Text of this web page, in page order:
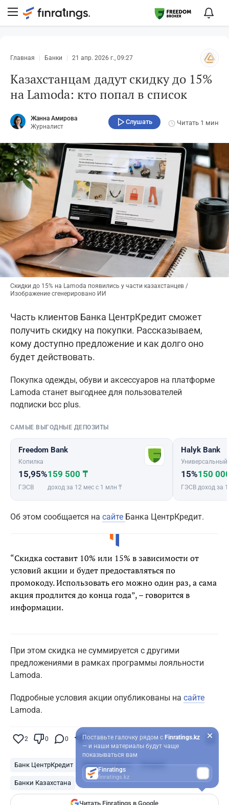
Главная Банки 21 апр. 2026 г., 09:27
Казахстанцам дадут скидку до 15%
на Lamoda: кто попал в список
Жанна Амирова
Журналист
Слушать Читать 1 мин
Скидки до 15% на Lamoda появились у части казахстанцев /
Изображение сгенерировано ИИ
Часть клиентов Банка ЦентрКредит сможет
получить скидку на покупки. Рассказываем,
кому доступно предложение и как долго оно
будет действовать.
Покупка одежды, обуви и аксессуаров на платформе
Lamoda станет выгоднее для пользователей
подписки bcc plus.
САМЫЕ ВЫГОДНЫЕ ДЕПОЗИТЫ
Freedom Bank
Копилка
15,95%
ГЭСВ
159 500 ₸
доход за 12 мес с 1 млн ₸
Halyk Bank
Универсальный
15%
ГЭСВ
150
доход за
Об этом сообщается на сайте Банка ЦентрКредит.
“Скидка составит 10% или 15% в зависимости от
условий акции и будет предоставляться по
промокоду. Использовать его можно один раз, а сама
акция продлится до конца года”, – говорится в
информации.
При этом скидка не суммируется с другими
предложениями в рамках программы лояльности
Lamoda.
Подробные условия акции опубликованы на сайте
Lamoda.
2 0 0 0
Банк ЦентрКредит Маркетплейсы Скидки
Банки Казахстана
Читать Finratings в Google
Поставьте галочку рядом с Finratings.kz
— и наши материалы будут чаще
показываться вам
Finratings
finratings.kz